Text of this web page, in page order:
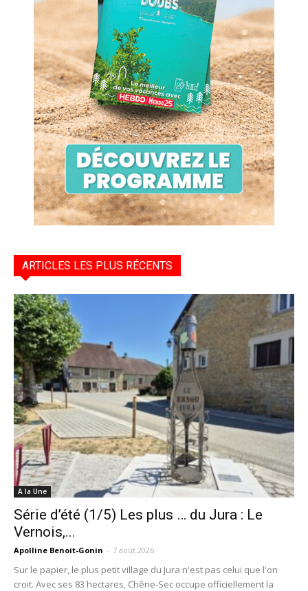
ARTICLES LES PLUS RÉCENTS
A la Une
Série d’été (1/5) Les plus … du Jura : Le
Vernois,...
Apolline Benoit-Gonin - 7 août 2026
Sur le papier, le plus petit village du Jura n'est pas celui que l'on
croit. Avec ses 83 hectares, Chêne-Sec occupe officiellement la